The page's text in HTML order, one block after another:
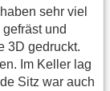
sehr viel
und
3D gedruckt.
Im Keller lag
Sitz war auch